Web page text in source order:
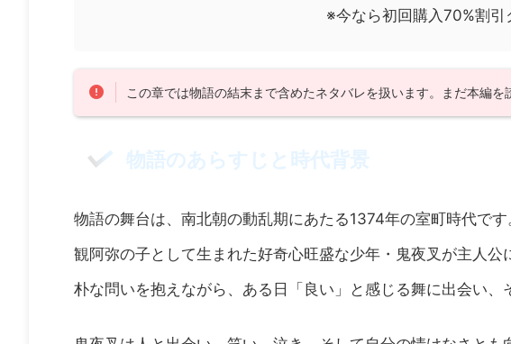
※今なら初回購入70%割引
この章では物語の結末まで含めたネタバレを扱います。まだ本編を
物語のあらすじと時代背景
物語の舞台は、南北朝の動乱期にあたる1374年の室町時代で
観阿弥の子として生まれた好奇心旺盛な少年・鬼夜叉が主人
朴な問いを抱えながら、ある日「良い」と感じる舞に出会い、